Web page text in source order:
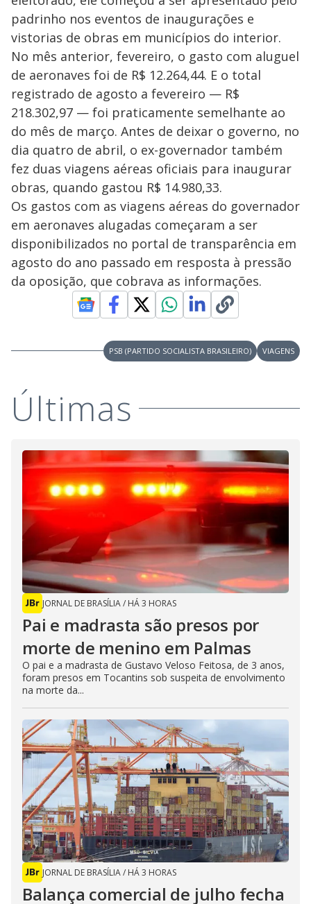
padrinho nos eventos de inaugurações e
vistorias de obras em municípios do interior.
No mês anterior, fevereiro, o gasto com aluguel
de aeronaves foi de R$ 12.264,44. E o total
registrado de agosto a fevereiro — R$
218.302,97 — foi praticamente semelhante ao
do mês de março. Antes de deixar o governo, no
dia quatro de abril, o ex-governador também
fez duas viagens aéreas oficiais para inaugurar
obras, quando gastou R$ 14.980,33.
Os gastos com as viagens aéreas do governador
em aeronaves alugadas começaram a ser
disponibilizados no portal de transparência em
agosto do ano passado em resposta à pressão
da oposição, que cobrava as informações.
PSB (PARTIDO SOCIALISTA BRASILEIRO) VIAGENS
Últimas
JORNAL DE BRASÍLIA/ HÁ 3 HORAS
Pai e madrasta são presos por
morte de menino em Palmas
O pai e a madrasta de Gustavo Veloso Feitosa, de 3 anos,
foram presos em Tocantins sob suspeita de envolvimento
na morte da...
JORNAL DE BRASÍLIA/ HÁ 3 HORAS
Balança comercial de julho fecha